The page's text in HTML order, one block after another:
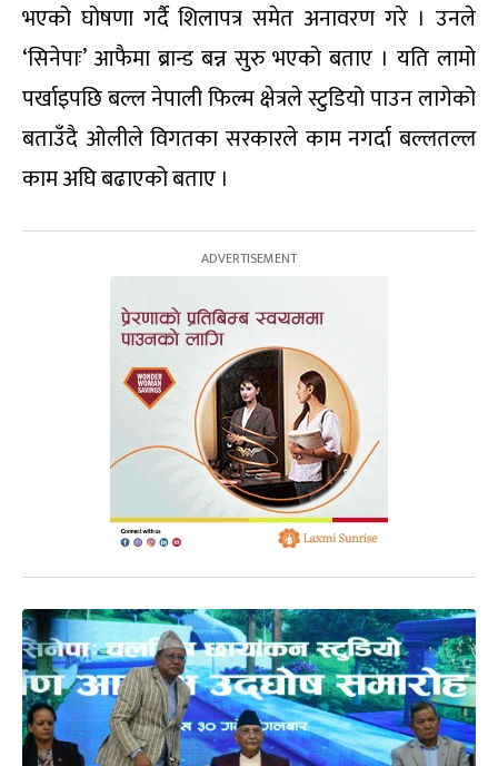
भएको घोषणा गर्दै शिलापत्र समेत अनावरण गरे । उनले
‘सिनेपाः’ आफैमा ब्रान्ड बन्न सुरु भएको बताए । यति लामो
पर्खाइपछि बल्ल नेपाली फिल्म क्षेत्रले स्टुडियो पाउन लागेको
बताउँदै ओलीले विगतका सरकारले काम नगर्दा बल्लतल्ल
काम अघि बढाएको बताए ।